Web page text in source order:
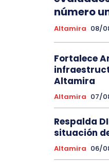
número
Altamira 08/
Fortalece
Altamira
Altamira 07/
Respalda
situación
Altamira 06/